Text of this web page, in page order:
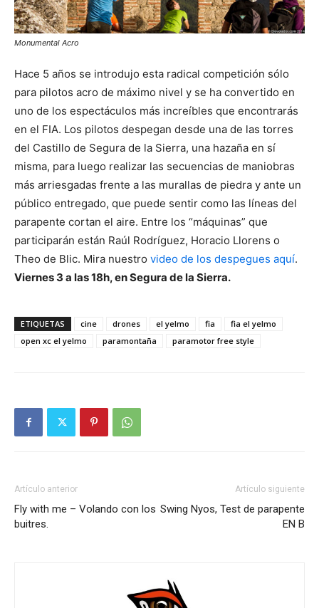
Monumental Acro
Hace 5 años se introdujo esta radical competición sólo
para pilotos acro de máximo nivel y se ha convertido en
uno de los espectáculos más increíbles que encontrarás
en el FIA. Los pilotos despegan desde una de las torres
del Castillo de Segura de la Sierra, una hazaña en sí
misma, para luego realizar las secuencias de maniobras
más arriesgadas frente a las murallas de piedra y ante un
público entregado, que puede sentir como las líneas del
parapente cortan el aire. Entre los “máquinas” que
participarán están Raúl Rodríguez, Horacio Llorens o
Theo de Blic. Mira nuestro video de los despegues aquí.
Viernes 3 a las 18h, en Segura de la Sierra.
ETIQUETAS cine drones el yelmo fia
fia el yelmo
open xc el yelmo
paramontaña paramotor free style
Artículo anterior
Fly with me – Volando con los
buitres.
Artículo siguiente
Swing Nyos, Test de parapente
EN B